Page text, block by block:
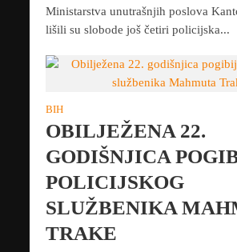
Ministarstva unutrašnjih poslova
lišili su slobode još četiri policijska...
BIH
OBILJEŽENA 22.
GODIŠNJICA
POLICIJSKOG
SLUŽBENIKA
TRAKE